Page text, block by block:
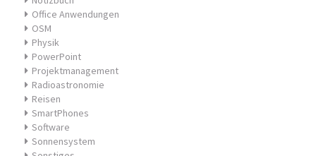
Office Anwendungen
OSM
Physik
PowerPoint
Projektmanagement
Radioastronomie
Reisen
SmartPhones
Software
Sonnensystem